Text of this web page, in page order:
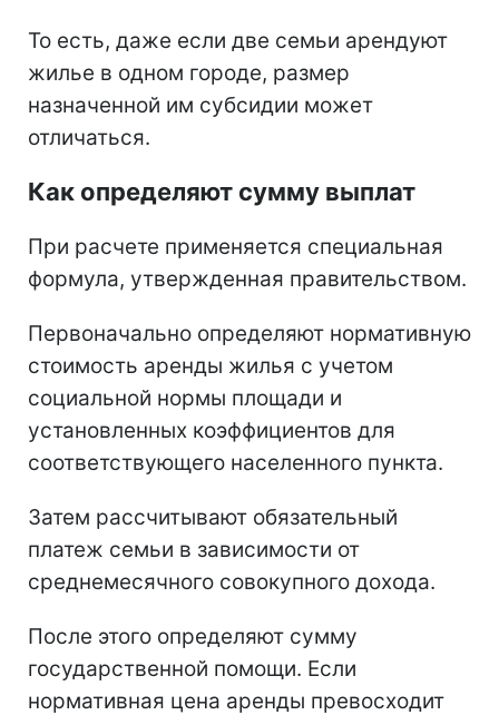
То есть, даже если две семьи арендуют
жилье в одном городе, размер
назначенной им субсидии может
отличаться.
Как определяют сумму выплат
При расчете применяется специальная
формула, утвержденная правительством.
Первоначально определяют нормативную
стоимость аренды жилья с учетом
социальной нормы площади и
установленных коэффициентов для
соответствующего населенного пункта.
Затем рассчитывают обязательный
платеж семьи в зависимости от
среднемесячного совокупного дохода.
После этого определяют сумму
государственной помощи. Если
нормативная цена аренды превосходит